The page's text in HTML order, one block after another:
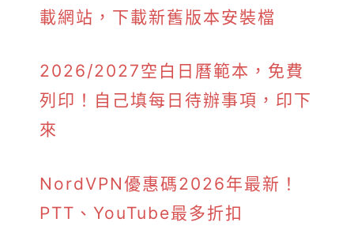
載網站，下載新舊版本安裝檔
2026/2027空白日曆範本，免費
列印！自己填每日待辦事項，印下
來
NordVPN優惠碼2026年最新！
PTT、YouTube最多折扣